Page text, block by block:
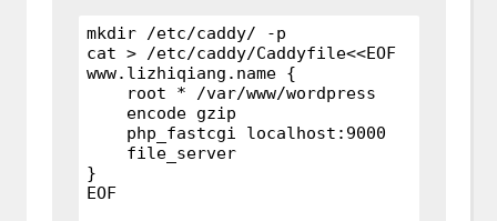
mkdir /etc/caddy/ -p
cat > /etc/caddy/Caddyfile<<EOF
www.lizhiqiang.name {
    root *
/var/www/wordpress
    php_fastcgi localhost:
9000
}
EOF